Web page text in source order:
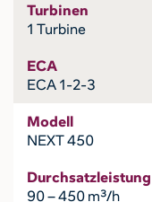
Turbinen
1 Turbine
ECA
ECA 1-2-3
Modell
NEXT 450
Durchsatzleistung
90 – 450 m³/h